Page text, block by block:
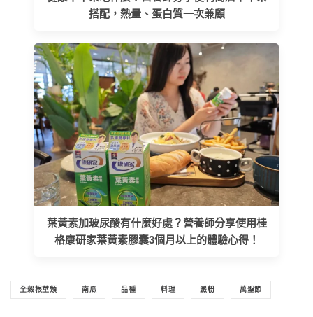
搭配，熱量、蛋白質一次兼顧
葉黃素加玻尿酸有什麼好處？營養師分享使用桂
格康研家葉黃素膠囊3個月以上的體驗心得！
全榖根莖類 南瓜 品種 料理 澱粉 萬聖節